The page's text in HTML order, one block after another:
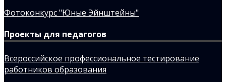
Фотоконкурс "Юные Эйнштейны"
Проекты для педагогов
Всероссийское профессиональное тестирование
работников образования